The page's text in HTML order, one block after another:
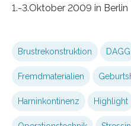
1.-3.Oktober 2009 in Berlin
Brustrekonstruktion DAGG
Fremdmaterialien
Harninkontinenz Highlight